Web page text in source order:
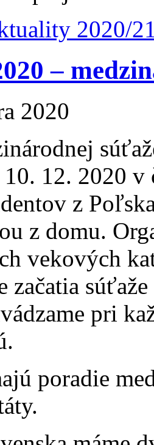
2020/
–
2020
12. 2020 v
z
z domu.
vekových
začatia
pri
poradie